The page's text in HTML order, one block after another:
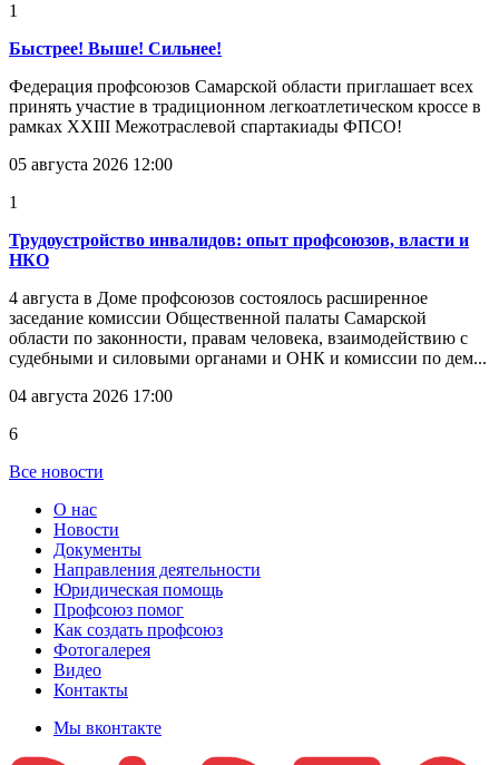
1
Быстрее! Выше! Сильнее!
Федерация профсоюзов Самарской области приглашает всех
принять участие в традиционном легкоатлетическом кроссе в
рамках XXIII Межотраслевой спартакиады ФПСО!
05 августа 2026 12:00
1
Трудоустройство инвалидов: опыт профсоюзов, власти и
НКО
4 августа в Доме профсоюзов состоялось расширенное
заседание комиссии Общественной палаты Самарской
области по законности, правам человека, взаимодействию с
судебными и силовыми органами и ОНК и комиссии по дем...
04 августа 2026 17:00
6
Все новости
О нас
Новости
Документы
Направления деятельности
Юридическая помощь
Профсоюз помог
Как создать профсоюз
Фотогалерея
Видео
Контакты
Мы вконтакте